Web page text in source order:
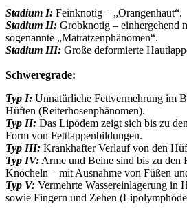
Stadium I: Feinknotig – „Orangenhaut“.
Stadium II: Grobknotig – einhergehend
sogenannte „Matratzenphänomen“.
Stadium III: Große deformierte
Schweregrade:
Typ I: Unnatürliche Fettvermehrung im
Hüften (Reiterhosenphänomen).
Typ II: Das Lipödem zeigt sich bis zu
Form von Fettlappenbildungen.
Typ III: Krankhafter Verlauf von den
Typ IV: Arme und Beine sind bis zu den
Knöcheln – mit Ausnahme von Füßen
Typ V: Vermehrte Wassereinlagerung in
sowie Fingern und Zehen